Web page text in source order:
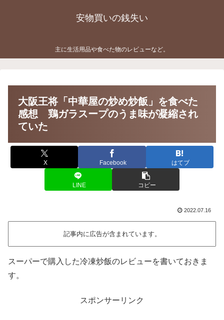
安物買いの銭失い
主に生活用品や食べた物のレビューなど。
大阪王将「中華屋の炒め炒飯」を食べた
感想 鶏ガラスープのうま味が凝縮され
ていた
X Facebook はてブ
LINE コピー
2022.07.16
記事内に広告が含まれています。
スーパーで購入した冷凍炒飯のレビューを書いておきま
す。
スポンサーリンク